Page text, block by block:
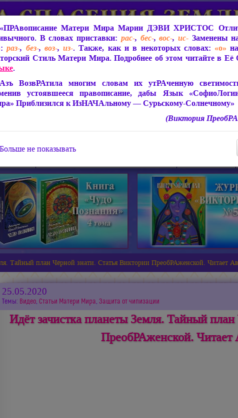
Мира
СофиоЛогия Матери Мира
Живое Слово Матери
Статьи, Книги, Видео,
Мира
Тайный план Чёрной знати. Статья Виктории ПреобРАженской. Читает
25.05.2020
Темы: Видео, Статьи Матери Мира, Защита от чипизации
Идёт зачистка планеты Земля. Тайный
ПреобРАженской. Читает
«ПРАвописание Матери Мира Марии ДЭВИ ХРИСТОС
В словах приставки: рас-, бес-,вос-, ис-Заменены
:раз-, без-, воз-,из-. Также, как и в некоторых словах: «о» на
Стиль Матери Мира. Подробнее об этом читайте в Её
.
Азъ ВозвРАтила многим словам их утРАченную
устоявшееся правописание, дабы Язык
Приблизился к ИзНАЧАльному — Сурьскому-Солнечному»
(Виктория
Больше не показывать